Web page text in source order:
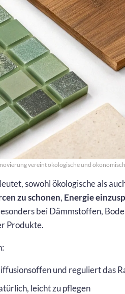
vereint ökologische und
sowohl ökologische als
zu schonen, Energie
bei Dämmstoffen,
Produkte.
und reguliert das
leicht zu pflegen